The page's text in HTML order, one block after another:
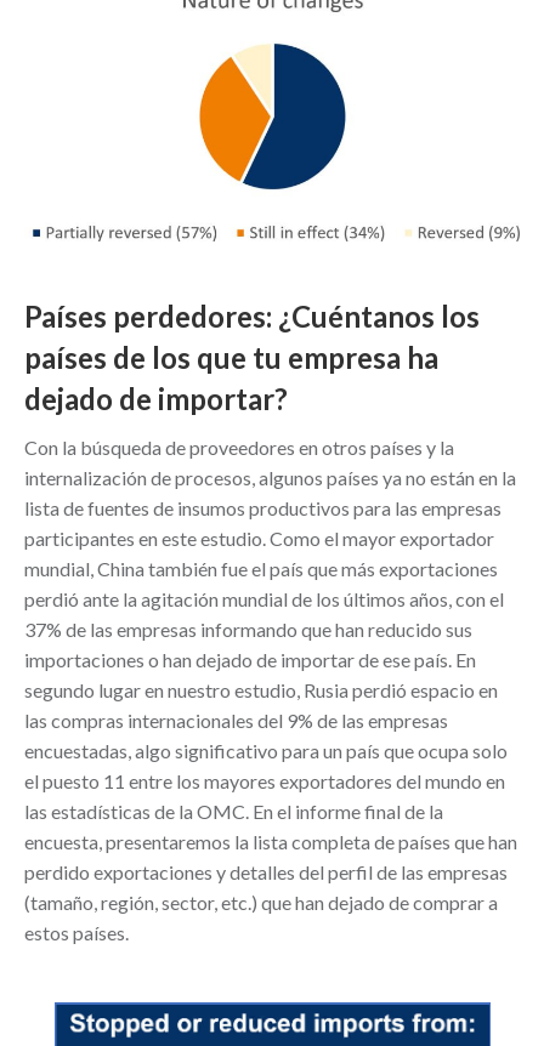
Países perdedores: ¿Cuéntanos los
países de los que tu empresa ha
dejado de importar?
Con la búsqueda de proveedores en otros países y la
internalización de procesos, algunos países ya no están en la
lista de fuentes de insumos productivos para las empresas
participantes en este estudio. Como el mayor exportador
mundial, China también fue el país que más exportaciones
perdió ante la agitación mundial de los últimos años, con el
37% de las empresas informando que han reducido sus
importaciones o han dejado de importar de ese país. En
segundo lugar en nuestro estudio, Rusia perdió espacio en
las compras internacionales del 9% de las empresas
encuestadas, algo significativo para un país que ocupa solo
el puesto 11 entre los mayores exportadores del mundo en
las estadísticas de la OMC. En el informe final de la
encuesta, presentaremos la lista completa de países que han
perdido exportaciones y detalles del perfil de las empresas
(tamaño, región, sector, etc.) que han dejado de comprar a
estos países.